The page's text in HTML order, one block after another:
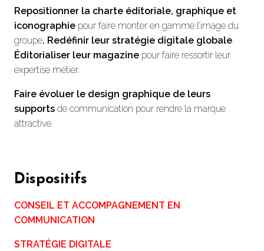
Repositionner la charte éditoriale, graphique et
iconographie pour faire monter en gamme l’image du
groupe. Redéfinir leur stratégie digitale globale.
Éditorialiser leur magazine pour faire ressortir leur
expertise métier.
Faire évoluer le design graphique de leurs
supports de communication pour rendre la marque
attractive.
Dispositifs
CONSEIL ET ACCOMPAGNEMENT EN
COMMUNICATION
STRATÉGIE DIGITALE